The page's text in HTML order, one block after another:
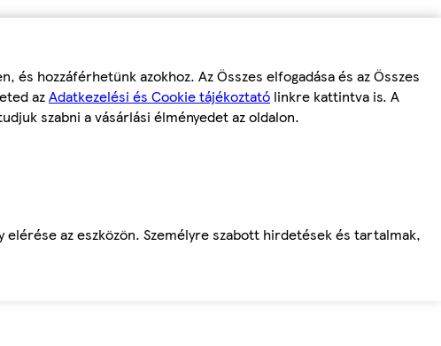
hozzáférhetünk azokhoz. Az Összes elfogadása és az Összes
azAdatkezelési és Cookie tájékoztató linkre kattintva is. A
szabni a vásárlási élményedet az oldalon.
az eszközön. Személyre szabott hirdetések és tartalmak,